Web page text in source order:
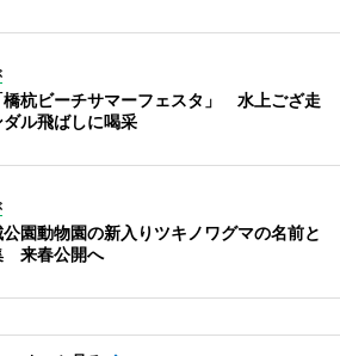
橋杭ビーチサマーフェスタ」 水上ござ走
ダル飛ばしに喝采
園動物園の新入りツキノワグマの名前と
来春公開へ